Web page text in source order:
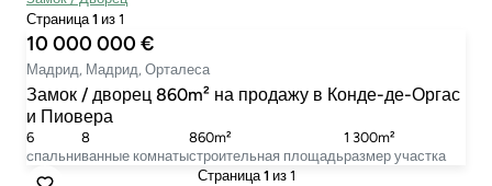
Страница1 из 1
10 000 000 €
Мадрид, Мадрид, Орталеса
Замок / дворец 860m² на продажу в Конде-де-Оргас
и Пиовера
cпальни
6
ванные комнаты
8
строительная площадь
860m²
размер участка
1 300m²
Страница1 из 1